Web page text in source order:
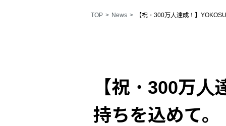
TOP News 【祝・300万人達成！】
【祝・300万
持ちを込めて。